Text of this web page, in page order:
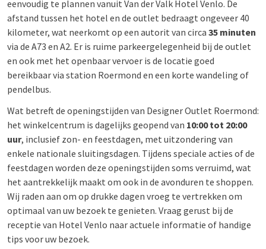
eenvoudig te plannen vanuit Van der Valk Hotel Venlo. De
afstand tussen het hotel en de outlet bedraagt ongeveer 40
kilometer, wat neerkomt op een autorit van circa 35 minuten
via de A73 en A2. Er is ruime parkeergelegenheid bij de outlet
en ook met het openbaar vervoer is de locatie goed
bereikbaar via station Roermond en een korte wandeling of
pendelbus.
Wat betreft de openingstijden van Designer Outlet Roermond:
het winkelcentrum is dagelijks geopend van 10:00 tot 20:00
uur, inclusief zon- en feestdagen, met uitzondering van
enkele nationale sluitingsdagen. Tijdens speciale acties of de
feestdagen worden deze openingstijden soms verruimd, wat
het aantrekkelijk maakt om ook in de avonduren te shoppen.
Wij raden aan om op drukke dagen vroeg te vertrekken om
optimaal van uw bezoek te genieten. Vraag gerust bij de
receptie van Hotel Venlo naar actuele informatie of handige
tips voor uw bezoek.